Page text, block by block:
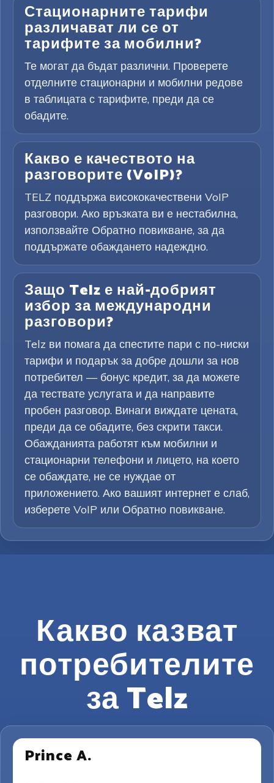
Стационарните тарифи
различават ли се от
тарифите за мобилни?
Те могат да бъдат различни. Проверете
отделните стационарни и мобилни редове
в таблицата с тарифите, преди да се
обадите.
Какво е качеството на
разговорите (VoIP)?
TELZ поддържа висококачествени VoIP
разговори. Ако връзката ви е нестабилна,
използвайте Обратно повикване, за да
поддържате обаждането надеждно.
Защо Telz е най-добрият
избор за международни
разговори?
Telz ви помага да спестите пари с по-ниски
тарифи и подарък за добре дошли за нов
потребител — бонус кредит, за да можете
да тествате услугата и да направите
пробен разговор. Винаги виждате цената,
преди да се обадите, без скрити такси.
Обажданията работят към мобилни и
стационарни телефони и лицето, на което
се обаждате, не се нуждае от
приложението. Ако вашият интернет е слаб,
изберете VoIP или Обратно повикване.
Какво казват
потребителите
за Telz
Prince A.